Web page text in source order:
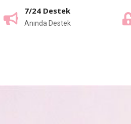
7/24 Destek
Anında Destek